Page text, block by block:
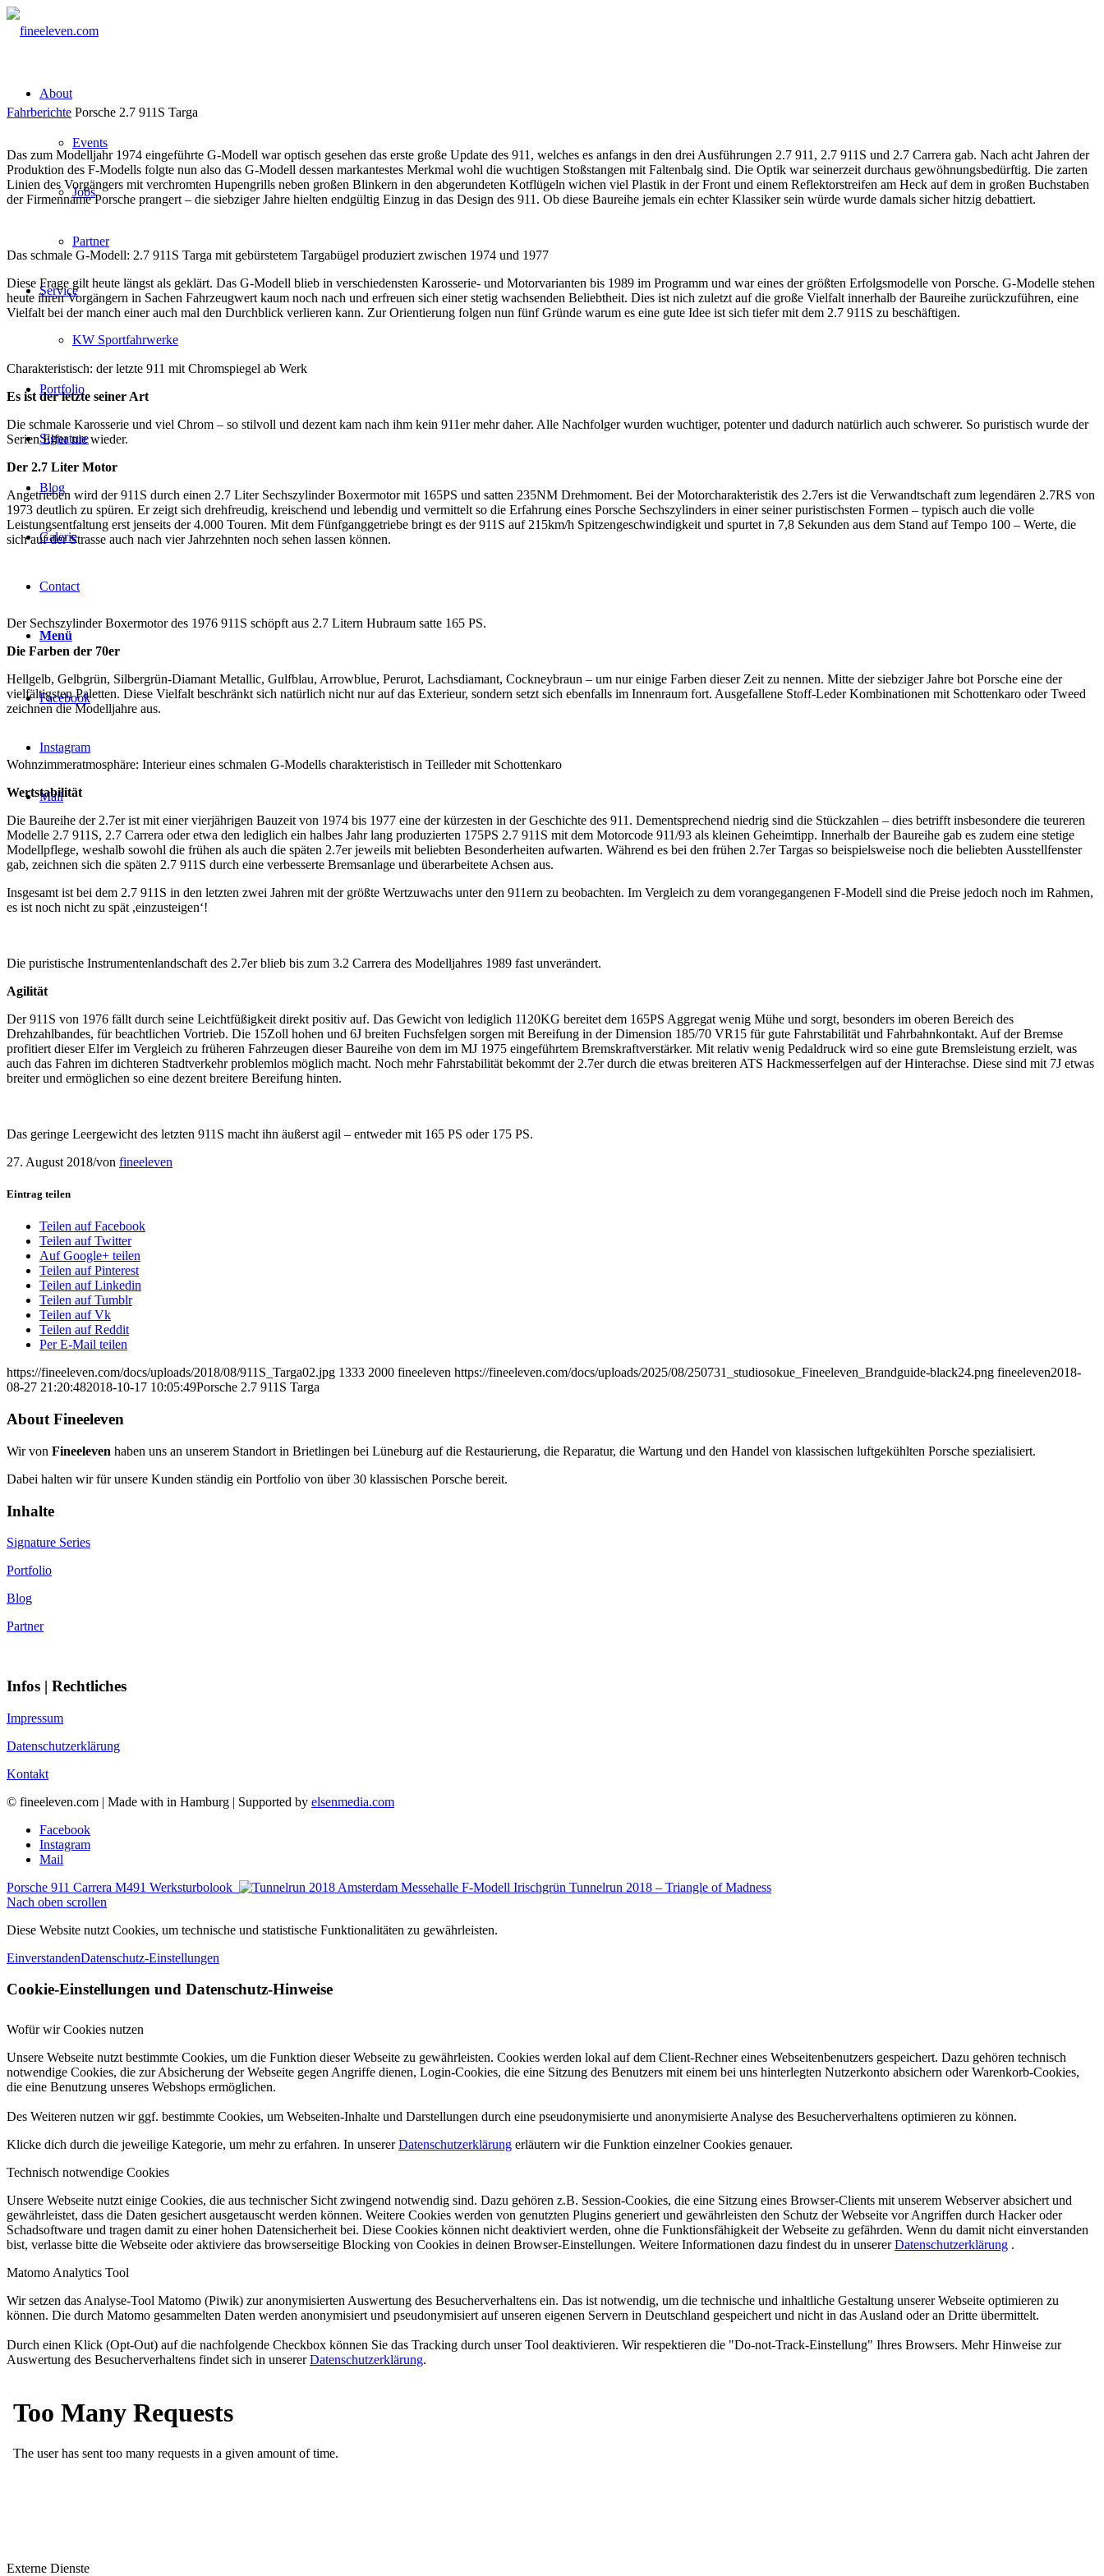
About
Events
Jobs
Partner
Service
KW Sportfahrwerke
Portfolio
Signature
Blog
Galerie
Contact
Menü
Facebook
Instagram
Mail
Fahrberichte Porsche 2.7 911S Targa
Das zum Modelljahr 1974 eingeführte G-Modell war optisch gesehen das erste große Update des 911, welches es anfangs in den drei Ausführungen 2.7 911, 2.7 911S und 2.7 Carrera gab. Nach acht Jahren der
Produktion des F-Modells folgte nun also das G-Modell dessen markantestes Merkmal wohl die wuchtigen Stoßstangen mit Faltenbalg sind. Die Optik war seinerzeit durchaus gewöhnungsbedürftig. Die zarten
Linien des Vorgängers mit verchromten Hupengrills neben großen Blinkern in den abgerundeten Kotflügeln wichen viel Plastik in der Front und einem Reflektorstreifen am Heck auf dem in großen Buchstaben
der Firmenname Porsche prangert – die siebziger Jahre hielten endgültig Einzug in das Design des 911. Ob diese Baureihe jemals ein echter Klassiker sein würde wurde damals sicher hitzig debattiert.
Das schmale G-Modell: 2.7 911S Targa mit gebürstetem Targabügel produziert zwischen 1974 und 1977
Diese Frage gilt heute längst als geklärt. Das G-Modell blieb in verschiedensten Karosserie- und Motorvarianten bis 1989 im Programm und war eines der größten Erfolgsmodelle von Porsche. G-Modelle stehen
heute ihren Vorgängern in Sachen Fahrzeugwert kaum noch nach und erfreuen sich einer stetig wachsenden Beliebtheit. Dies ist nich zuletzt auf die große Vielfalt innerhalb der Baureihe zurückzuführen, eine
Vielfalt bei der manch einer auch mal den Durchblick verlieren kann. Zur Orientierung folgen nun fünf Gründe warum es eine gute Idee ist sich tiefer mit dem 2.7 911S zu beschäftigen.
Charakteristisch: der letzte 911 mit Chromspiegel ab Werk
Es ist der letzte seiner Art
Die schmale Karosserie und viel Chrom – so stilvoll und dezent kam nach ihm kein 911er mehr daher. Alle Nachfolger wurden wuchtiger, potenter und dadurch natürlich auch schwerer. So puristisch wurde der
Serien Elfer nie wieder.
Der 2.7 Liter Motor
Angetrieben wird der 911S durch einen 2.7 Liter Sechszylinder Boxermotor mit 165PS und satten 235NM Drehmoment. Bei der Motorcharakteristik des 2.7ers ist die Verwandtschaft zum legendären 2.7RS von
1973 deutlich zu spüren. Er zeigt sich drehfreudig, kreischend und lebendig und vermittelt so die Erfahrung eines Porsche Sechszylinders in einer seiner puristischsten Formen – typisch auch die volle
Leistungsentfaltung erst jenseits der 4.000 Touren. Mit dem Fünfganggetriebe bringt es der 911S auf 215km/h Spitzengeschwindigkeit und spurtet in 7,8 Sekunden aus dem Stand auf Tempo 100 – Werte, die
sich auf der Strasse auch nach vier Jahrzehnten noch sehen lassen können.
Der Sechszylinder Boxermotor des 1976 911S schöpft aus 2.7 Litern Hubraum satte 165 PS.
Die Farben der 70er
Hellgelb, Gelbgrün, Silbergrün-Diamant Metallic, Gulfblau, Arrowblue, Perurot, Lachsdiamant, Cockneybraun – um nur einige Farben dieser Zeit zu nennen. Mitte der siebziger Jahre bot Porsche eine der
vielfältigsten Paletten. Diese Vielfalt beschränkt sich natürlich nicht nur auf das Exterieur, sondern setzt sich ebenfalls im Innenraum fort. Ausgefallene Stoff-Leder Kombinationen mit Schottenkaro oder Tweed
zeichnen die Modelljahre aus.
Wohnzimmeratmosphäre: Interieur eines schmalen G-Modells charakteristisch in Teilleder mit Schottenkaro
Wertstabilität
Die Baureihe der 2.7er ist mit einer vierjährigen Bauzeit von 1974 bis 1977 eine der kürzesten in der Geschichte des 911. Dementsprechend niedrig sind die Stückzahlen – dies betrifft insbesondere die teureren
Modelle 2.7 911S, 2.7 Carrera oder etwa den lediglich ein halbes Jahr lang produzierten 175PS 2.7 911S mit dem Motorcode 911/93 als kleinen Geheimtipp. Innerhalb der Baureihe gab es zudem eine stetige
Modellpflege, weshalb sowohl die frühen als auch die späten 2.7er jeweils mit beliebten Besonderheiten aufwarten. Während es bei den frühen 2.7er Targas so beispielsweise noch die beliebten Ausstellfenster
gab, zeichnen sich die späten 2.7 911S durch eine verbesserte Bremsanlage und überarbeitete Achsen aus.
Insgesamt ist bei dem 2.7 911S in den letzten zwei Jahren mit der größte Wertzuwachs unter den 911ern zu beobachten. Im Vergleich zu dem vorangegangenen F-Modell sind die Preise jedoch noch im Rahmen,
es ist noch nicht zu spät ,einzusteigen‘!
Die puristische Instrumentenlandschaft des 2.7er blieb bis zum 3.2 Carrera des Modelljahres 1989 fast unverändert.
Agilität
Der 911S von 1976 fällt durch seine Leichtfüßigkeit direkt positiv auf. Das Gewicht von lediglich 1120KG bereitet dem 165PS Aggregat wenig Mühe und sorgt, besonders im oberen Bereich des
Drehzahlbandes, für beachtlichen Vortrieb. Die 15Zoll hohen und 6J breiten Fuchsfelgen sorgen mit Bereifung in der Dimension 185/70 VR15 für gute Fahrstabilität und Fahrbahnkontakt. Auf der Bremse
profitiert dieser Elfer im Vergleich zu früheren Fahrzeugen dieser Baureihe von dem im MJ 1975 eingeführtem Bremskraftverstärker. Mit relativ wenig Pedaldruck wird so eine gute Bremsleistung erzielt, was
auch das Fahren im dichteren Stadtverkehr problemlos möglich macht. Noch mehr Fahrstabilität bekommt der 2.7er durch die etwas breiteren ATS Hackmesserfelgen auf der Hinterachse. Diese sind mit 7J etwas
breiter und ermöglichen so eine dezent breitere Bereifung hinten.
Das geringe Leergewicht des letzten 911S macht ihn äußerst agil – entweder mit 165 PS oder 175 PS.
27. August 2018/von fineeleven
Eintrag teilen
Teilen auf Facebook
Teilen auf Twitter
Auf Google+ teilen
Teilen auf Pinterest
Teilen auf Linkedin
Teilen auf Tumblr
Teilen auf Vk
Teilen auf Reddit
Per E-Mail teilen
https://fineeleven.com/docs/uploads/2018/08/911S_Targa02.jpg 1333 2000 fineeleven https://fineeleven.com/docs/uploads/2025/08/250731_studiosokue_Fineeleven_Brandguide-black24.png fineeleven2018-
08-27 21:20:482018-10-17 10:05:49Porsche 2.7 911S Targa
About Fineeleven
Wir von Fineeleven haben uns an unserem Standort in Brietlingen bei Lüneburg auf die Restaurierung, die Reparatur, die Wartung und den Handel von klassischen luftgekühlten Porsche spezialisiert.
Dabei halten wir für unsere Kunden ständig ein Portfolio von über 30 klassischen Porsche bereit.
Inhalte
Signature Series
Portfolio
Blog
Partner
Infos | Rechtliches
Impressum
Datenschutzerklärung
Kontakt
© fineeleven.com | Made with in Hamburg | Supported by elsenmedia.com
Facebook
Instagram
Mail
Porsche 911 Carrera M491 Werksturbolook
Tunnelrun 2018 – Triangle of Madness
Nach oben scrollen
Diese Website nutzt Cookies, um technische und statistische Funktionalitäten zu gewährleisten.
EinverstandenDatenschutz-Einstellungen
Cookie-Einstellungen und Datenschutz-Hinweise
Wofür wir Cookies nutzen
Unsere Webseite nutzt bestimmte Cookies, um die Funktion dieser Webseite zu gewährleisten. Cookies werden lokal auf dem Client-Rechner eines Webseitenbenutzers gespeichert. Dazu gehören technisch
notwendige Cookies, die zur Absicherung der Webseite gegen Angriffe dienen, Login-Cookies, die eine Sitzung des Benutzers mit einem bei uns hinterlegten Nutzerkonto absichern oder Warenkorb-Cookies,
die eine Benutzung unseres Webshops ermöglichen.
Des Weiteren nutzen wir ggf. bestimmte Cookies, um Webseiten-Inhalte und Darstellungen durch eine pseudonymisierte und anonymisierte Analyse des Besucherverhaltens optimieren zu können.
Klicke dich durch die jeweilige Kategorie, um mehr zu erfahren. In unsererDatenschutzerklärung erläutern wir die Funktion einzelner Cookies genauer.
Technisch notwendige Cookies
Unsere Webseite nutzt einige Cookies, die aus technischer Sicht zwingend notwendig sind. Dazu gehören z.B. Session-Cookies, die eine Sitzung eines Browser-Clients mit unserem Webserver absichert und
gewährleistet, dass die Daten gesichert ausgetauscht werden können. Weitere Cookies werden von genutzten Plugins generiert und gewährleisten den Schutz der Webseite vor Angriffen durch Hacker oder
Schadsoftware und tragen damit zu einer hohen Datensicherheit bei. Diese Cookies können nicht deaktiviert werden, ohne die Funktionsfähigkeit der Webseite zu gefährden. Wenn du damit nicht einverstanden
bist, verlasse bitte die Webseite oder aktiviere das browserseitige Blocking von Cookies in deinen Browser-Einstellungen. Weitere Informationen dazu findest du in unsererDatenschutzerklärung .
Matomo Analytics Tool
Wir setzen das Analyse-Tool Matomo (Piwik) zur anonymisierten Auswertung des Besucherverhaltens ein. Das ist notwendig, um die technische und inhaltliche Gestaltung unserer Webseite optimieren zu
können. Die durch Matomo gesammelten Daten werden anonymisiert und pseudonymisiert auf unseren eigenen Servern in Deutschland gespeichert und nicht in das Ausland oder an Dritte übermittelt.
Durch einen Klick (Opt-Out) auf die nachfolgende Checkbox können Sie das Tracking durch unser Tool deaktivieren. Wir respektieren die "Do-not-Track-Einstellung" Ihres Browsers. Mehr Hinweise zur
Auswertung des Besucherverhaltens findet sich in unsererDatenschutzerklärung.
Externe Dienste